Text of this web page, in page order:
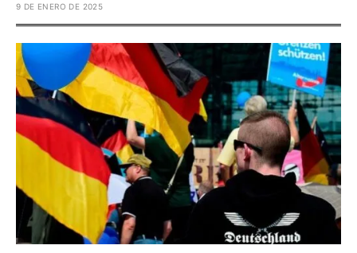
9 DE ENERO DE 2025